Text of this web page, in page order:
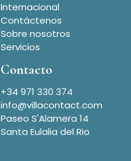
Internacional
Contáctenos
Sobre nosotros
Servicios
Contacto
+34 971 330 374
info@villacontact.com
Paseo S'Alamera 14
Santa Eulalia del Rio